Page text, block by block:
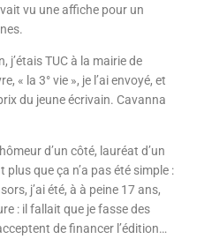
vu une affiche pour un
j’étais TUC à la mairie de
« la 3° vie », je l’ai envoyé, et
du jeune écrivain. Cavanna
d’un côté, lauréat d’un
plus que ça n’a pas été simple :
j’ai été, à à peine 17 ans,
: il fallait que je fasse des
de financer l’édition…